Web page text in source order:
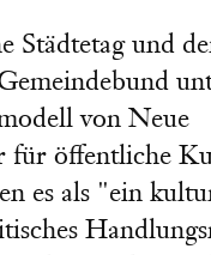
Städtetag und
von Neue
für öffentliche
es als "ein